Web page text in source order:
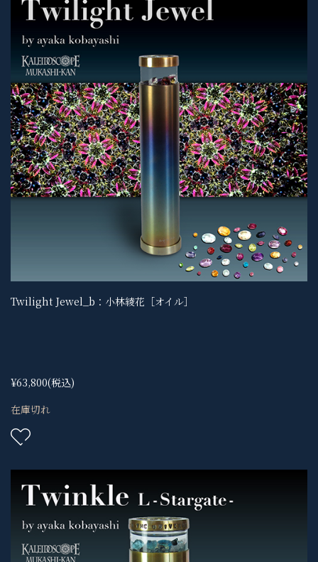
Twilight Jewel_b：小林綾花［オイル］
¥63,800(税込)
在庫切れ